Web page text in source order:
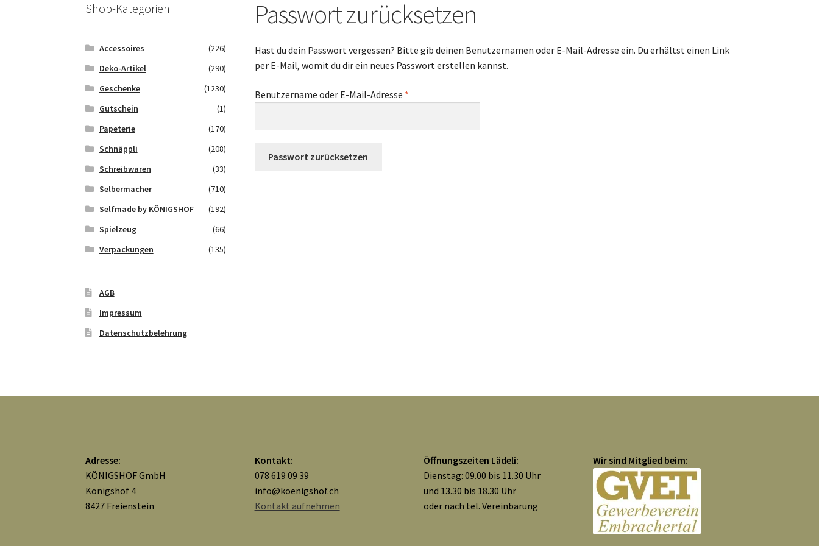
Passwort zurücksetzen
Hast du dein Passwort vergessen? Bitte gib deinen Benutzernamen oder E-Mail-Adresse ein. Du erhältst einen Link
per E-Mail, womit du dir ein neues Passwort erstellen kannst.
Benutzername oder E-Mail-Adresse *Erforderlich
Passwort zurücksetzen
Shop-Kategorien
Accessoires
(226)
Deko-Artikel
(290)
Geschenke
(1230)
Gutschein
(1)
Papeterie
(170)
Schnäppli
(208)
Schreibwaren
(33)
Selbermacher
(710)
Selfmade by KÖNIGSHOF
(192)
Spielzeug
(66)
Verpackungen
(135)
AGB
Impressum
Datenschutzbelehrung
Adresse:
KÖNIGSHOF GmbH
Königshof 4
8427 Freienstein
Kontakt:
078 619 09 39
info@koenigshof.ch
Kontakt aufnehmen
Öffnungszeiten Lädeli:
Dienstag: 09.00 bis 11.30 Uhr
und 13.30 bis 18.30 Uhr
oder nach tel. Vereinbarung
Wir sind Mitglied beim: